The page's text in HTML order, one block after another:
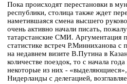
Пока происходят перестановки в
республики, столица также ждет
наметившаяся смена высшего
очень активно начали писать,
татарстанские СМИ. Аргументация
статистике встреч Р.Минниханова с
на недавнем визите В.Путина в
количестве поездок, то с начала
некоторые из них -
Нидерланды с делегацией,